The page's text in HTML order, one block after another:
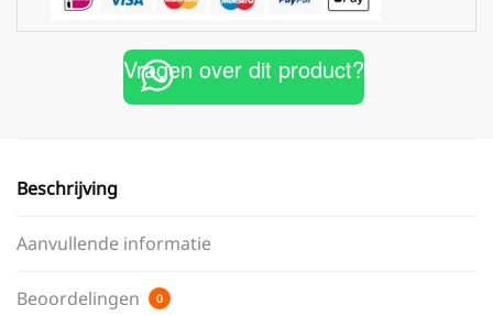
Vragen over dit product?
Beschrijving
Aanvullende informatie
Beoordelingen 0